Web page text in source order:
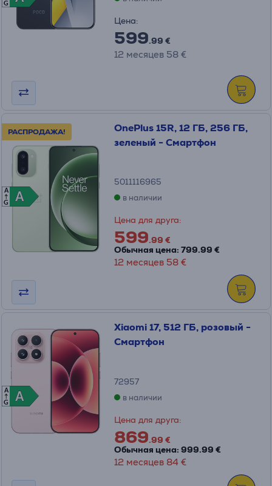
G
Цена:
599.99 €
12 месяцев 58 €
РАСПРОДАЖА!
A
A
A
G
OnePlus 15R, 12 ГБ, 256 ГБ,
зеленый - Смартфон
5011116965
в наличии
Цена для друга:
599.99 €
Обычная цена: 799.99 €
12 месяцев 58 €
A
A
A
G
Xiaomi 17, 512 ГБ, розовый -
Смартфон
72957
в наличии
Цена для друга:
869.99 €
Обычная цена: 999.99 €
12 месяцев 84 €